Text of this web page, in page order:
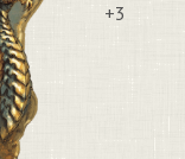
+3